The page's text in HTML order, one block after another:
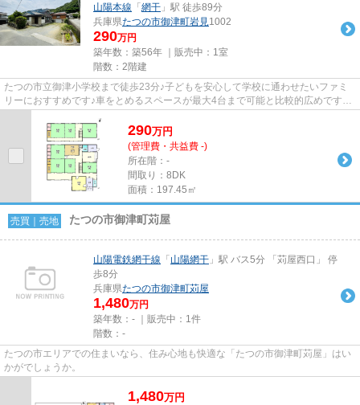
山陽本線 「 網干 」駅 徒歩89分
兵庫県たつの市御津町岩見1002
290万円
築年数：築56年 ｜販売中： 1室
階数：2階建
たつの市立御津小学校まで徒歩23分♪子どもを安心して学校に通わせたいファミ
リーにおすすめです♪車をとめるスペースが最大4台まで可能と比較的広めです
290万円
(管理費・共益費 -)
所在階：-
間取り：8DK
面積：197.45㎡
売買｜売地 たつの市御津町苅屋
山陽電鉄網干線 「 山陽網干 」駅 バス5分 「苅屋西口」 停
歩8分
兵庫県たつの市御津町苅屋
1,480万円
築年数：- ｜販売中： 1件
階数：-
たつの市エリアでの住まいなら、住み心地も快適な「たつの市御津町苅屋」はい
かがでしょうか。
1,480万円